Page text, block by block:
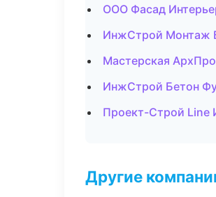
ООО Фасад
ИнжСтрой Монтаж
Мастерская
ИнжСтрой Бетон
Проект-Строй Line
Другие